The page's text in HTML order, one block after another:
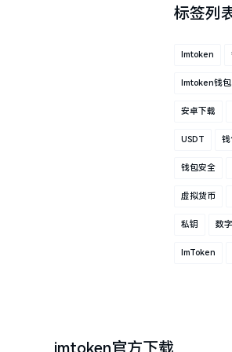
标签列
Imtoken
Imtoken钱包
安卓下载
USDT 钱
钱包安全
虚拟货币
私钥 数
ImToken